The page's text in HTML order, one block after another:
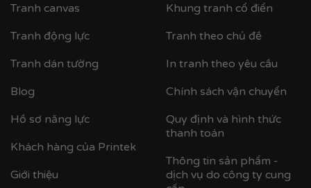
Tranh canvas
Tranh động lực
Tranh dán tường
Blog
Hồ sơ năng lực
Khách hàng của Printek
Giới thiệu
Khung tranh cổ điển
Tranh theo chủ đề
In tranh theo yêu cầu
Chính sách vận chuyển
Quy định và hình thức
thanh toán
Thông tin sản phẩm -
dịch vụ do công ty cung